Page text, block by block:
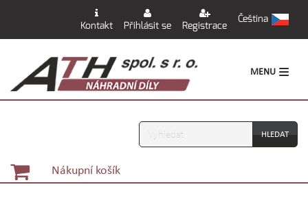
Kontakt Přihlásit se Registrace
Čeština
MENU
Vyhledávání
Nákupní košík